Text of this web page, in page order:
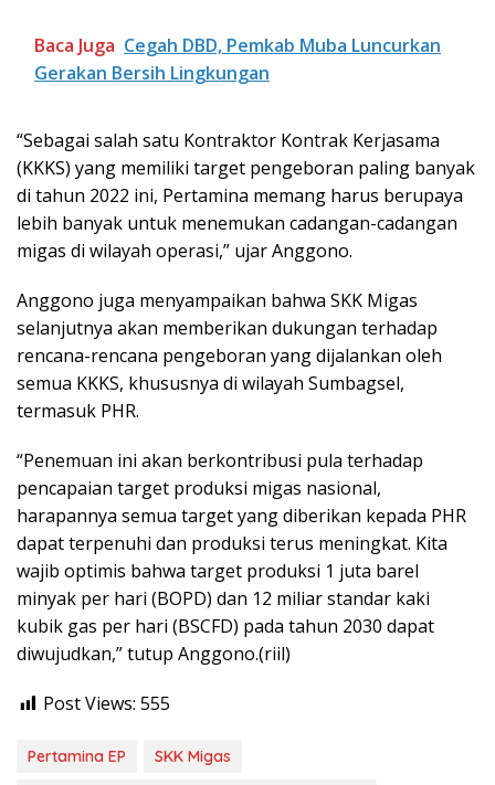
Baca Juga Cegah DBD, Pemkab Muba Luncurkan
Gerakan Bersih Lingkungan
“Sebagai salah satu Kontraktor Kontrak Kerjasama
(KKKS) yang memiliki target pengeboran paling banyak
di tahun 2022 ini, Pertamina memang harus berupaya
lebih banyak untuk menemukan cadangan-cadangan
migas di wilayah operasi,” ujar Anggono.
Anggono juga menyampaikan bahwa SKK Migas
selanjutnya akan memberikan dukungan terhadap
rencana-rencana pengeboran yang dijalankan oleh
semua KKKS, khususnya di wilayah Sumbagsel,
termasuk PHR.
“Penemuan ini akan berkontribusi pula terhadap
pencapaian target produksi migas nasional,
harapannya semua target yang diberikan kepada PHR
dapat terpenuhi dan produksi terus meningkat. Kita
wajib optimis bahwa target produksi 1 juta barel
minyak per hari (BOPD) dan 12 miliar standar kaki
kubik gas per hari (BSCFD) pada tahun 2030 dapat
diwujudkan,” tutup Anggono.(riil)
Post Views: 555
Pertamina EP
SKK Migas